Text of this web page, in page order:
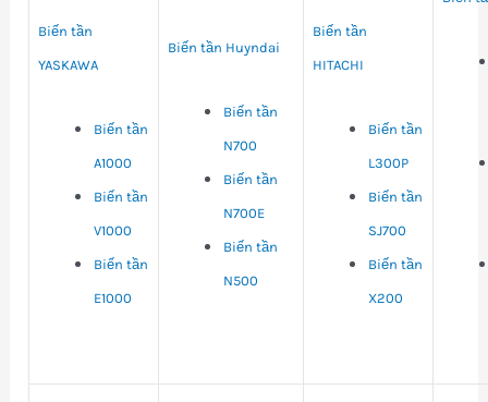
Biến tần
YASKAWA
Biến tần
A1000
Biến tần
V1000
Biến tần
E1000
Biến tần Huyndai
Biến tần
N700
Biến tần
N700E
Biến tần
N500
Biến tần
HITACHI
Biến tần
L300P
Biến tần
SJ700
Biến tần
X200